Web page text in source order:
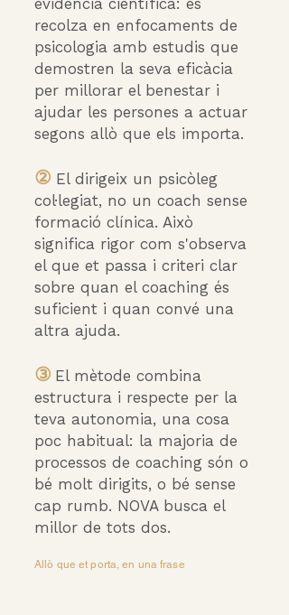
evidència científica: es
recolza en enfocaments de
psicologia amb estudis que
demostren la seva eficàcia
per millorar el benestar i
ajudar les persones a actuar
segons allò que els importa.
② El dirigeix ​​un psicòleg
col·legiat, no un coach sense
formació clínica. Això
significa rigor com s'observa
el que et passa i criteri clar
sobre quan el coaching és
suficient i quan convé una
altra ajuda.
③ El mètode combina
estructura i respecte per la
teva autonomia, una cosa
poc habitual: la majoria de
processos de coaching són o
bé molt dirigits, o bé sense
cap rumb. NOVA busca el
millor de tots dos.
Allò que et porta, en una frase